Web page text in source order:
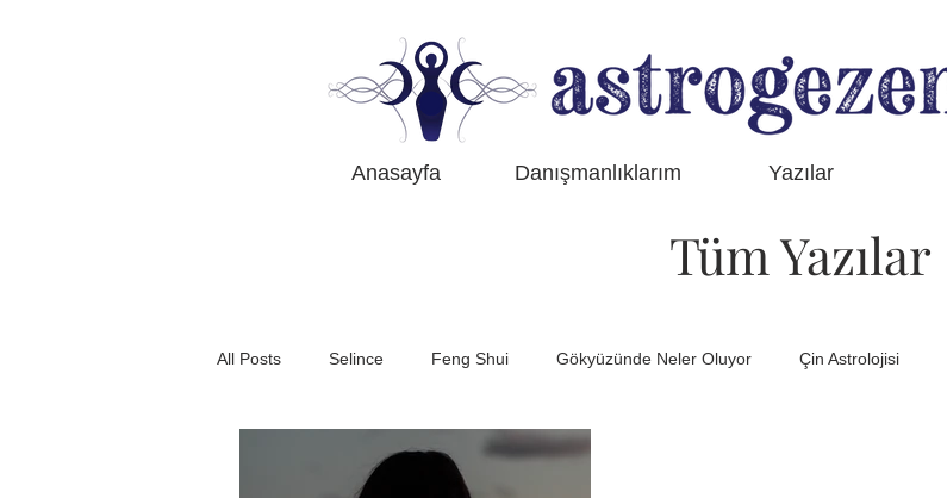
Anasayfa Danışmanlıklarım Yazılar
Tüm Yazılar
All Posts Selince Feng Shui Gökyüzünde Neler Oluyor Çin Astrolojisi
Astroloji Öğreniyoruz